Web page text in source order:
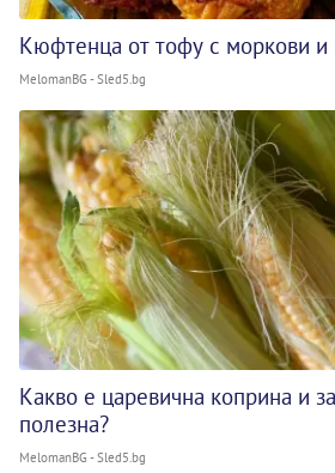
Кюфтенца от тофу с моркови и
MelomanBG - Sled5.bg
Какво е царевична коприна и
полезна?
MelomanBG - Sled5.bg